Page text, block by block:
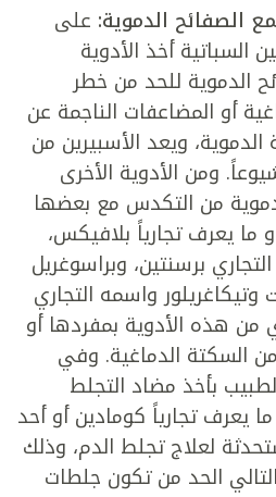
الصفائح الدموية: على
السباتية أخذ الأدوية
الدموية للحد من خطر
أو المضاعفات الناجمة عن
ويعد الأسبيرين من
ومن الأدوية الأخرى
من التكدس مع بعضها
ما يعرف تجارياً بلافيكس،
برسنتين، وبراسوغريل
وتيكاغريلور واسمه التجاري
من هذه الأدوية بمفردها أو
السكتة الدماغية. وفي
بأخذ مضاد التجلط
يعرف تجارياً كومادين أو أحد
لعلاج تجلط الدم، وذلك
الحد من تكون جلطات